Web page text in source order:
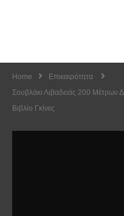
Home
Επικαιρότητα
Σουβλάκι Λιβαδειάς 200 Μέτρων
Βιβλίο Γκίνες